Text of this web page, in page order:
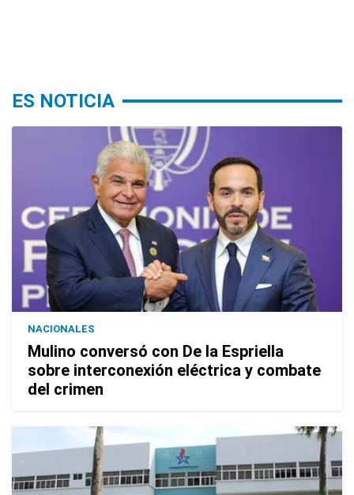
ES NOTICIA
NACIONALES
Mulino conversó con De la Espriella
sobre interconexión eléctrica y combate
del crimen